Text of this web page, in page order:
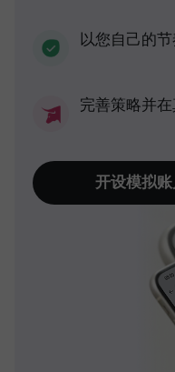
以您自己的
完善策略并
开设模拟账